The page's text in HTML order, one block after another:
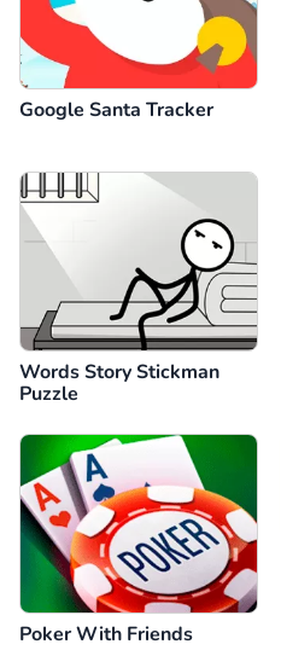
Google Santa Tracker
Words Story Stickman
Puzzle
Poker With Friends